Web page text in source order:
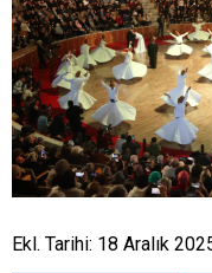
Ekl. Tarihi: 18 Aralık